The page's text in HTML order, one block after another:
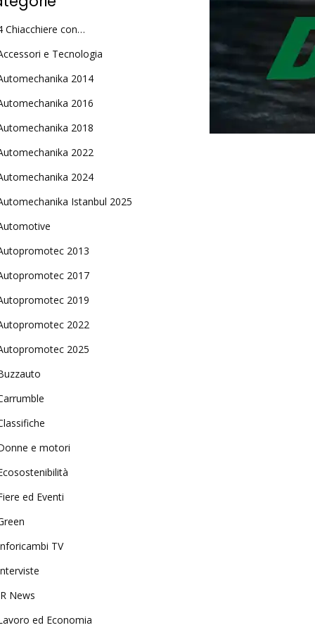
Chiacchiere con…
e Tecnologia
2014
2016
2018
2022
2024
Istanbul 2025
2013
2017
2019
2022
2025
e motori
ed Eventi
TV
News
ed Economia